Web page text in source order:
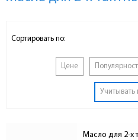
Сортировать по:
Цене
Учитывать
Масло для 2-х